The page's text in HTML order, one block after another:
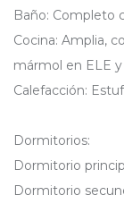
Baño: Completo
Cocina: Amplia,
mármol en ELE
Calefacción:
Dormitorios:
Dormitorio
Dormitorio